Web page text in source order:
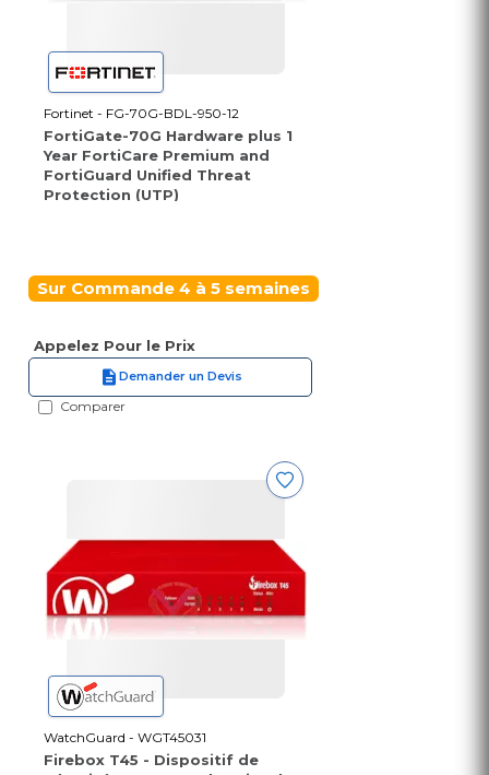
Fortinet - FG-70G-BDL-950-12
FortiGate-70G Hardware plus 1
Year FortiCare Premium and
FortiGuard Unified Threat
Protection (UTP)
Sur Commande 4 à 5 semaines
Appelez Pour le Prix
Demander un Devis
Comparer
WatchGuard - WGT45031
Firebox T45 - Dispositif de